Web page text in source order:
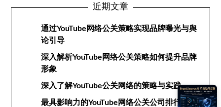
近期文章
通过YouTube网络公关策略实现品牌曝光与舆
论引导
深入解析YouTube网络公关策略如何提升品牌
形象
深入了解YouTube公关网络的策略与实践
最具影响力的YouTube网络公关公司排行榜